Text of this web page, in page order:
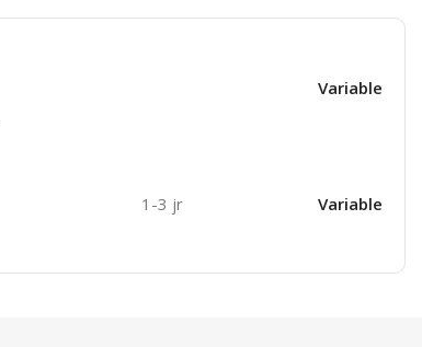
Variable
1-3 jr Variable